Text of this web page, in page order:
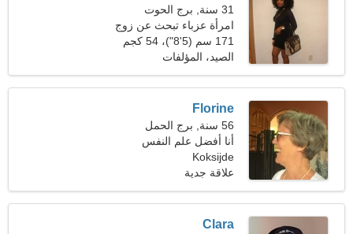
31 سنة, برج الحوت
امرأة عزباء تبحث عن زوج
171 سم (5'8")، 54 كجم
(119 رطلا)
الصيد، المؤلفات
Florine
56 سنة, برج الحمل
أنا أفضل علم النفس
والاجتماعات
Koksijde
علاقة جدية
Clara